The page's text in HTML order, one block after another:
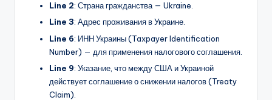
Line 2: Страна гражданства — Ukraine.
Line 3: Адрес проживания в Украине.
Line 6: ИНН Украины (Taxpayer Identification
Number) — для применения налогового соглашения.
Line 9: Указание, что между США и Украиной
действует соглашение о снижении налогов (Treaty
Claim).